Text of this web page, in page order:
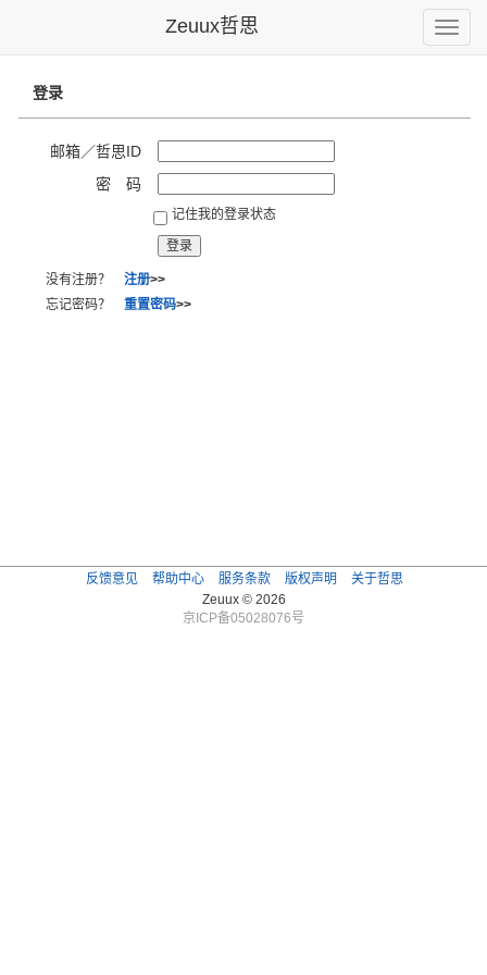
Toggle
Zeuux哲思
登录
邮箱／哲思ID
密 码
记住我的登录状态
没有注册？ 注册>>
忘记密码？ 重置密码>>
反馈意见 帮助中心 服务条款 版权声明
关于哲思
Zeuux © 2026
京ICP备05028076号